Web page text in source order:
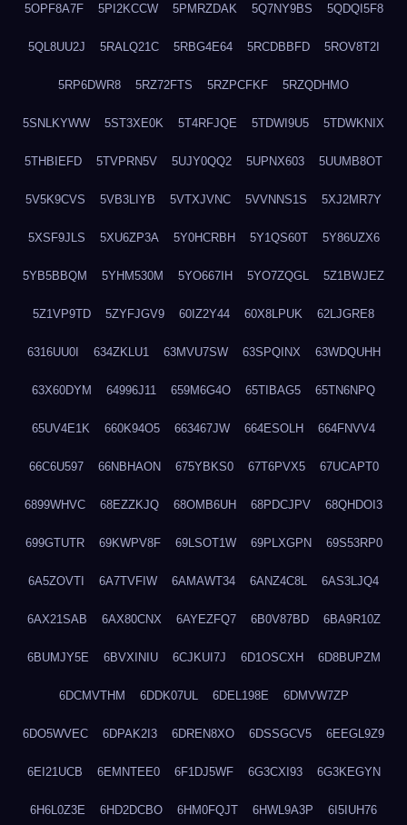
5OPF8A7F 5PI2KCCW 5PMRZDAK 5Q7NY9BS 5QDQI5F8
5QL8UU2J 5RALQ21C 5RBG4E64 5RCDBBFD 5ROV8T2I
5RP6DWR8 5RZ72FTS 5RZPCFKF 5RZQDHMO
5SNLKYWW 5ST3XE0K 5T4RFJQE 5TDWI9U5 5TDWKNIX
5THBIEFD 5TVPRN5V 5UJY0QQ2 5UPNX603 5UUMB8OT
5V5K9CVS 5VB3LIYB 5VTXJVNC 5VVNNS1S 5XJ2MR7Y
5XSF9JLS 5XU6ZP3A 5Y0HCRBH 5Y1QS60T 5Y86UZX6
5YB5BBQM 5YHM530M 5YO667IH 5YO7ZQGL 5Z1BWJEZ
5Z1VP9TD 5ZYFJGV9 60IZ2Y44 60X8LPUK 62LJGRE8
6316UU0I 634ZKLU1 63MVU7SW 63SPQINX 63WDQUHH
63X60DYM 64996J11 659M6G4O 65TIBAG5 65TN6NPQ
65UV4E1K 660K94O5 663467JW 664ESOLH 664FNVV4
66C6U597 66NBHAON 675YBKS0 67T6PVX5 67UCAPT0
6899WHVC 68EZZKJQ 68OMB6UH 68PDCJPV 68QHDOI3
699GTUTR 69KWPV8F 69LSOT1W 69PLXGPN 69S53RP0
6A5ZOVTI 6A7TVFIW 6AMAWT34 6ANZ4C8L 6AS3LJQ4
6AX21SAB 6AX80CNX 6AYEZFQ7 6B0V87BD 6BA9R10Z
6BUMJY5E 6BVXINIU 6CJKUI7J 6D1OSCXH 6D8BUPZM
6DCMVTHM 6DDK07UL 6DEL198E 6DMVW7ZP
6DO5WVEC 6DPAK2I3 6DREN8XO 6DSSGCV5 6EEGL9Z9
6EI21UCB 6EMNTEE0 6F1DJ5WF 6G3CXI93 6G3KEGYN
6H6L0Z3E 6HD2DCBO 6HM0FQJT 6HWL9A3P 6I5IUH76